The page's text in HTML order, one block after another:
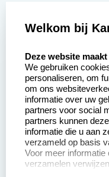
Zakelijk:
Aanvraag op maat
Betaling &
Verzending
Wederverkoper
worden
Sale
Welkom bij
Deze website
We gebruiken
personaliseren, om
om ons
informatie over uw
partners voor social
partners kunnen
informatie die u aan
verzameld op basis
Voor meer
verzamelen